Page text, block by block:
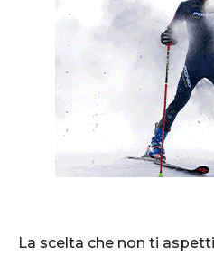
La scelta che non ti